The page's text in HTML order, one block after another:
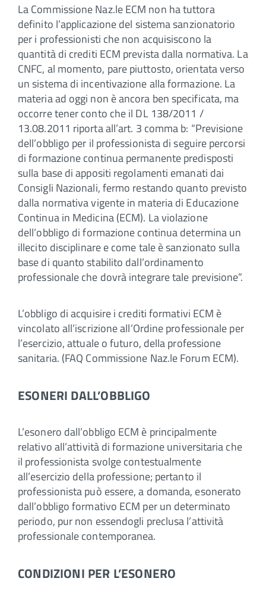
La Commissione Naz.le ECM non ha tuttora
definito l’applicazione del sistema sanzionatorio
per i professionisti che non acquisiscono la
quantità di crediti ECM prevista dalla normativa. La
CNFC, al momento, pare piuttosto, orientata verso
un sistema di incentivazione alla formazione. La
materia ad oggi non è ancora ben specificata, ma
occorre tener conto che il DL 138/2011 /
13.08.2011 riporta all’art. 3 comma b: “Previsione
dell’obbligo per il professionista di seguire percorsi
di formazione continua permanente predisposti
sulla base di appositi regolamenti emanati dai
Consigli Nazionali, fermo restando quanto previsto
dalla normativa vigente in materia di Educazione
Continua in Medicina (ECM). La violazione
dell’obbligo di formazione continua determina un
illecito disciplinare e come tale è sanzionato sulla
base di quanto stabilito dall’ordinamento
professionale che dovrà integrare tale previsione”.
L’obbligo di acquisire i crediti formativi ECM è
vincolato all’iscrizione all’Ordine professionale per
l’esercizio, attuale o futuro, della professione
sanitaria. (FAQ Commissione Naz.le Forum ECM).
ESONERI DALL’OBBLIGO
L’esonero dall’obbligo ECM è principalmente
relativo all’attività di formazione universitaria che
il professionista svolge contestualmente
all’esercizio della professione; pertanto il
professionista può essere, a domanda, esonerato
dall’obbligo formativo ECM per un determinato
periodo, pur non essendogli preclusa l’attività
professionale contemporanea.
CONDIZIONI PER L’ESONERO